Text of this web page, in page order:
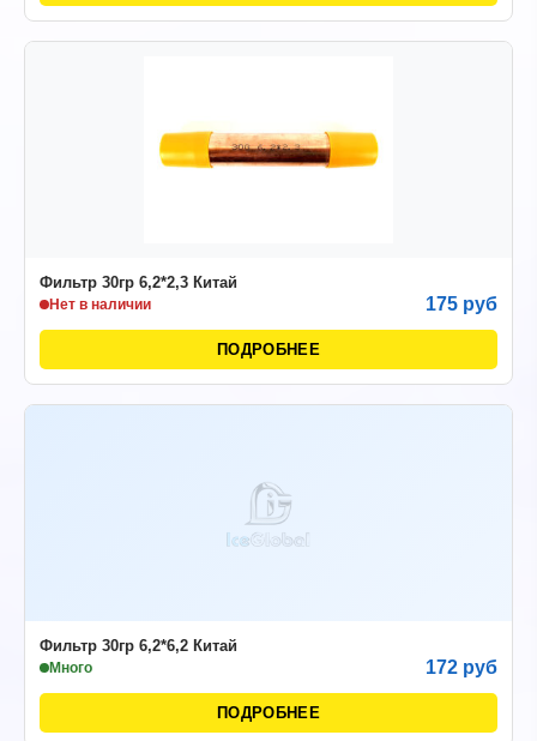
Фильтр 30гр 6,2*2,3 Китай
Нет в наличии 175 руб
ПОДРОБНЕЕ
Фильтр 30гр 6,2*6,2 Китай
Много 172 руб
ПОДРОБНЕЕ